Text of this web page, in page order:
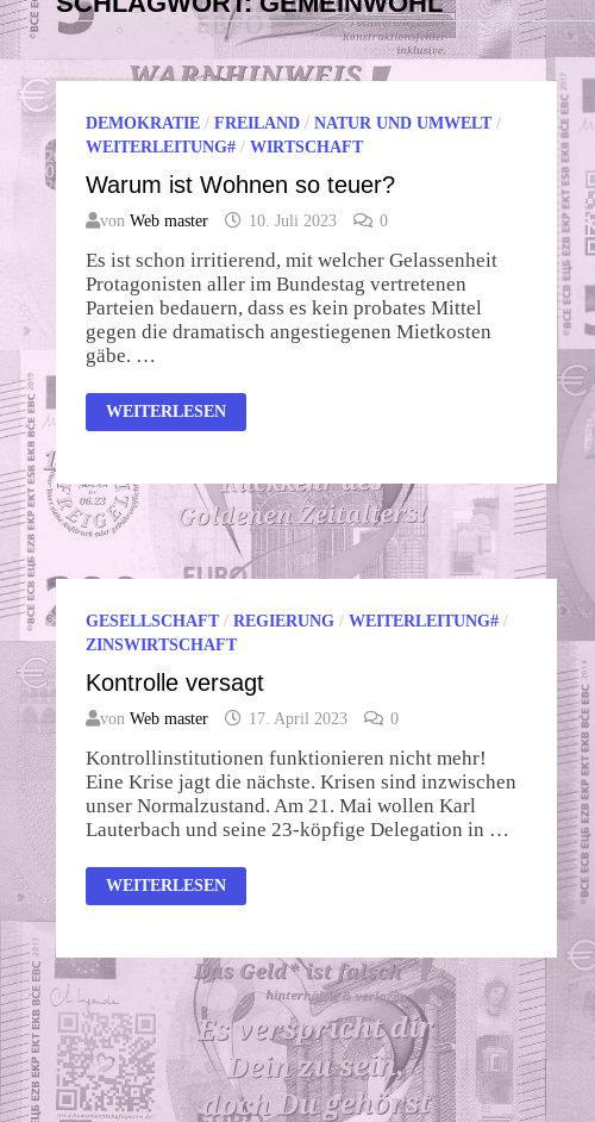
DEMOKRATIE / FREILAND / NATUR UND UMWELT/
WEITERLEITUNG# / WIRTSCHAFT
Warum ist Wohnen so teuer?
von Web master 10. Juli 2023 0
Es ist schon irritierend, mit welcher Gelassenheit
Protagonisten aller im Bundestag vertretenen
Parteien bedauern, dass es kein probates Mittel
gegen die dramatisch angestiegenen Mietkosten
gäbe. …
WARUM
IST
WEITERLESEN
GESELLSCHAFT/ REGIERUNG / WEITERLEITUNG# /
ZINSWIRTSCHAFT
Kontrolle versagt
von Web master 17. April 2023 0
Kontrollinstitutionen funktionieren nicht mehr!
Eine Krise jagt die nächste. Krisen sind inzwischen
unser Normalzustand. Am 21. Mai wollen Karl
Lauterbach und seine 23-köpfige Delegation in …
KONTROLLE
VERSAGT
WEITERLESEN